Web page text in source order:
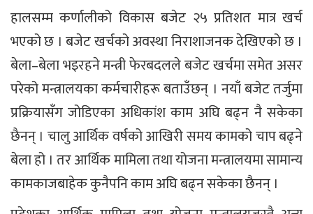
हालसम्म कर्णालीको विकास बजेट २५ प्रतिशत मात्र खर्च
भएको छ । बजेट खर्चको अवस्था निराशाजनक देखिएको छ ।
बेला–बेला भइरहने मन्त्री फेरबदलले बजेट खर्चमा समेत असर
परेको मन्त्रालयका कर्मचारीहरू बताउँछन् । नयाँ बजेट तर्जुमा
प्रक्रियासँग जोडिएका अधिकांश काम अघि बढ्न नै सकेका
छैनन् । चालु आर्थिक वर्षको आखिरी समय कामको चाप बढ्ने
बेला हो । तर आर्थिक मामिला तथा योजना मन्त्रालयमा सामान्य
कामकाजबाहेक कुनैपनि काम अघि बढ्न सकेका छैनन् ।